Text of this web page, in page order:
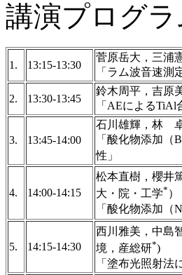
講演プログラ
1. 13:15-13:30
菅原岳大，三
「ラム波音速
2. 13:30-13:45
鈴木周平，吉
「AEによる
3. 13:45-14:00
石川雄輝，林
「酸化物添加（
性」
4. 14:00-14:15
松本直樹，櫻井
大・院・工学*
「酸化物添加（
5. 14:15-14:30
西川雅美，中島
境，産総研*)
「塗布光照射